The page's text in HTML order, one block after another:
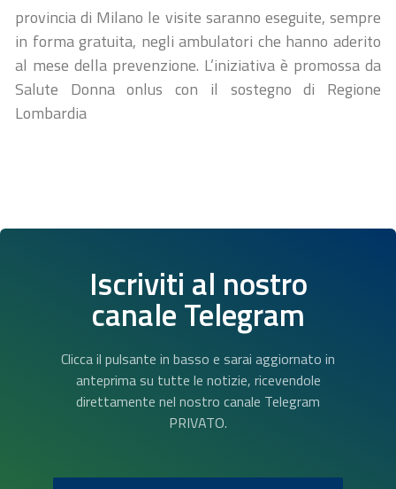
provincia di Milano le visite saranno eseguite, sempre
in forma gratuita, negli ambulatori che hanno aderito
al mese della prevenzione. L’iniziativa è promossa da
Salute Donna onlus con il sostegno di Regione
Lombardia
Iscriviti al nostro
canale Telegram
Clicca il pulsante in basso e sarai aggiornato in
anteprima su tutte le notizie, ricevendole
direttamente nel nostro canale Telegram
PRIVATO.